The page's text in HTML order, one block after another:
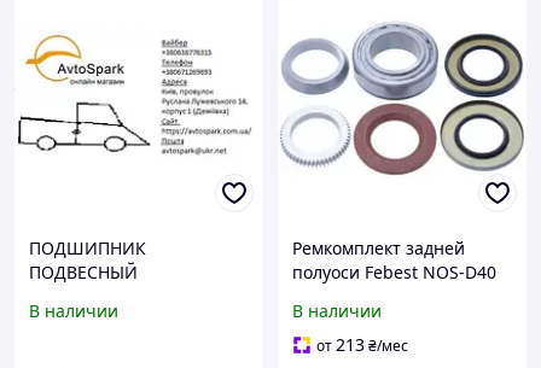
ПОДШИПНИК
ПОДВЕСНЫЙ
FEBEST VWCBTR10
В наличии
Ремкомплект задней
полуоси Febest NOS-D40
В наличии
от213₴/мес